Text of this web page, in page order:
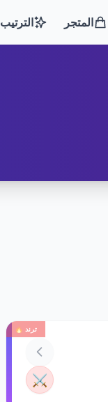
المتجر الترتيب
ترند 🔥
⚔️